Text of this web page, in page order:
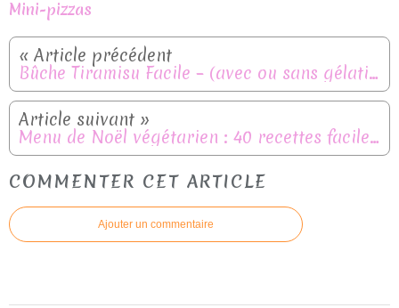
Mini-pizzas
Bûche Tiramisu Facile – (avec ou sans gélatine)
Menu de Noël végétarien : 40 recettes faciles, gourmandes et festives
COMMENTER CET ARTICLE
Ajouter un commentaire